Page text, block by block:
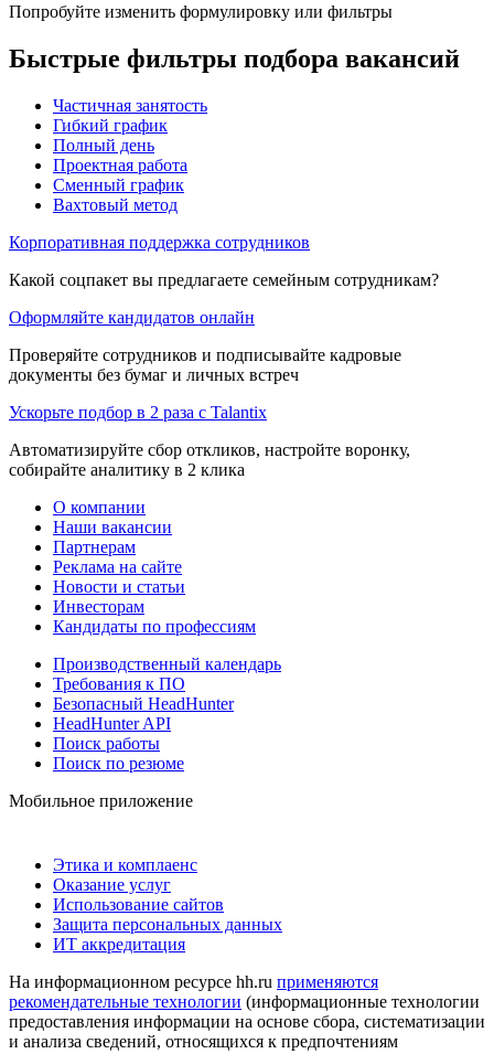
Попробуйте изменить формулировку или фильтры
Быстрые фильтры подбора вакансий
Частичная занятость
Гибкий график
Полный день
Проектная работа
Сменный график
Вахтовый метод
Корпоративная поддержка сотрудников
Какой соцпакет вы предлагаете семейным сотрудникам?
Оформляйте кандидатов онлайн
Проверяйте сотрудников и подписывайте кадровые
документы без бумаг и личных встреч
Ускорьте подбор в 2 раза с Talantix
Автоматизируйте сбор откликов, настройте воронку,
собирайте аналитику в 2 клика
О компании
Наши вакансии
Партнерам
Реклама на сайте
Новости и статьи
Инвесторам
Кандидаты по профессиям
Производственный календарь
Требования к ПО
Безопасный HeadHunter
HeadHunter API
Поиск работы
Поиск по резюме
Мобильное приложение
Этика и комплаенс
Оказание услуг
Использование сайтов
Защита персональных данных
ИТ аккредитация
На информационном ресурсе hh.ru применяются
рекомендательные технологии (информационные технологии
предоставления информации на основе сбора, систематизации
и анализа сведений, относящихся к предпочтениям